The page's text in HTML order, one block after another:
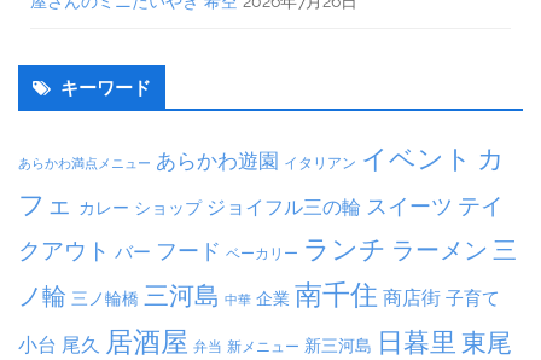
キーワード
あらかわ満点メニュー あらかわ遊園 イタリアン イベント カ
フェ カレー ショップ ジョイフル三の輪 スイーツ テイ
クアウト バー フード ベーカリー ランチ ラーメン 三
ノ輪 三ノ輪橋 三河島 中華 企業 南千住 商店街 子育て
小台 尾久 居酒屋 弁当 新メニュー 新三河島 日暮里 東尾